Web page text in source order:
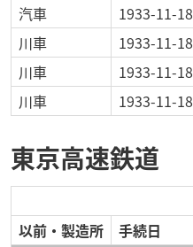
汽車
1933-11-18
川車
1933-11-18
川車
1933-11-18
川車
1933-11-18
東京高速鉄道
以前・製造所
手続日